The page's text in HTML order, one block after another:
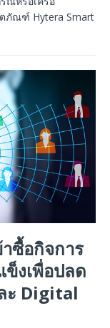
ตภัณฑ์ Hytera Smart
ซื้อกิจการ
งเพื่อปลด
ะ Digital